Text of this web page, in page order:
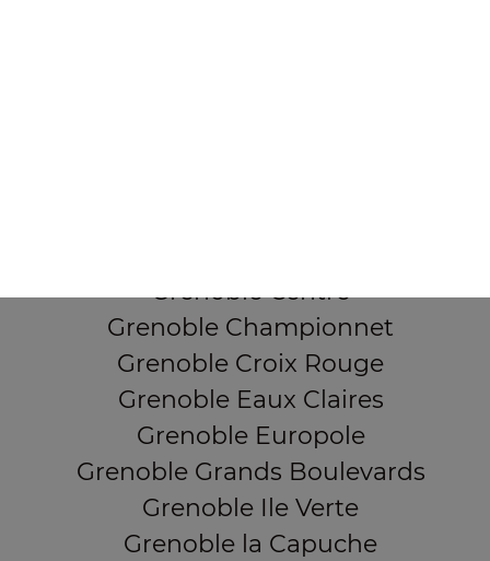
Grenoble Centre
Grenoble Championnet
Grenoble Croix Rouge
Grenoble Eaux Claires
Grenoble Europole
Grenoble Grands Boulevards
Grenoble Ile Verte
Grenoble la Capuche